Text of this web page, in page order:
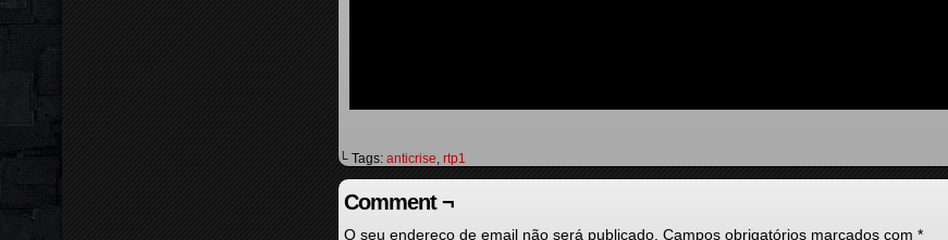
└ Tags: anticrise, rtp1
Comment ¬
O seu endereço de email não será publicado. Campos obrigatórios marcados com *